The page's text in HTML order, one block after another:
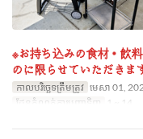
※お持ち込みの食材・飲
のに限らせていただきま
កាលបរិច្ឆេទត្រឹមត្រូវ មេសា 01,
ដែនកំណត់ការបញ្ជាទិញ
1 ~ 14